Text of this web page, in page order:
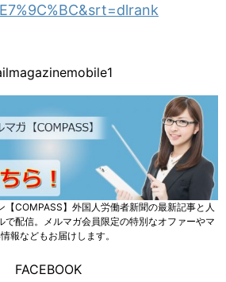
【COMPASS】外国人労働者新聞の最新記事と人
で配信。メルマガ会員限定の特別なオファーやマ
報などもお届けします。
FACEBOOK